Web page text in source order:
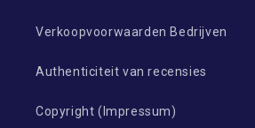
Verkoopvoorwaarden Bedrijven
Authenticiteit van recensies
Copyright (Impressum)